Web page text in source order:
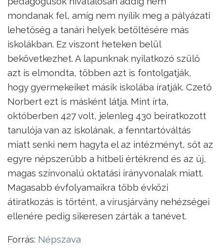
mondanak fel, amíg nem nyílik meg a pályázati
lehetőség a tanári helyek betöltésére más
iskolákban. Ez viszont heteken belül
bekövetkezhet. A lapunknak nyilatkozó szülő
azt is elmondta, többen azt is fontolgatják,
hogy gyermekeiket másik iskolába íratják. Czető
Norbert ezt is másként látja. Mint írta,
októberben 427 volt, jelenleg 430 beiratkozott
tanulója van az iskolának, a fenntartóváltás
miatt senki nem hagyta el az intézményt, sőt az
egyre népszerűbb a hitbeli értékrend és az új,
magas színvonalú oktatási irányvonalak miatt.
Magasabb évfolyamaikra több évközi
átiratkozás is történt, a vírusjárvány nehézségei
ellenére pedig sikeresen zárták a tanévet.
Forrás: Népszava